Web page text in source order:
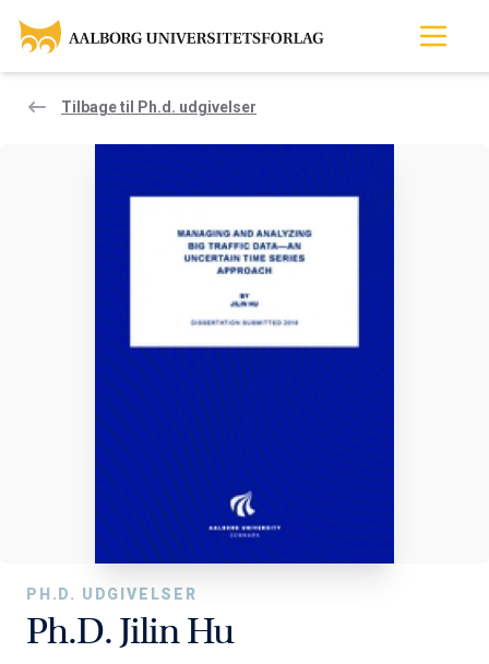
Tilbage til Ph.d. udgivelser
PH.D. UDGIVELSER
Ph.D. Jilin Hu